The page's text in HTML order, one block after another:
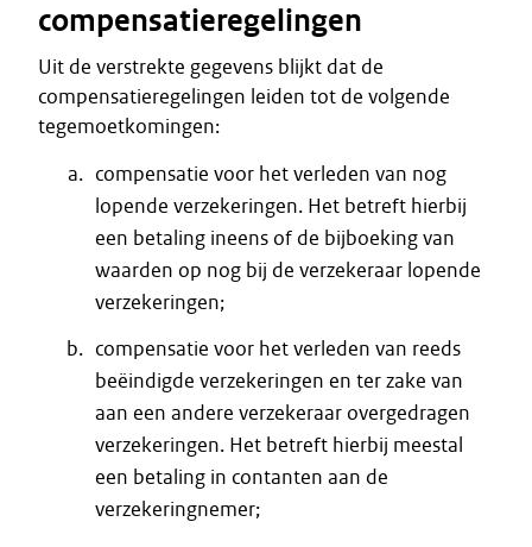
compensatieregelingen
Uit de verstrekte gegevens blijkt dat de
compensatieregelingen leiden tot de volgende
tegemoetkomingen:
compensatie voor het verleden van nog
lopende verzekeringen. Het betreft hierbij
een betaling ineens of de bijboeking van
waarden op nog bij de verzekeraar lopende
verzekeringen;
compensatie voor het verleden van reeds
beëindigde verzekeringen en ter zake van
aan een andere verzekeraar overgedragen
verzekeringen. Het betreft hierbij meestal
een betaling in contanten aan de
verzekeringnemer;